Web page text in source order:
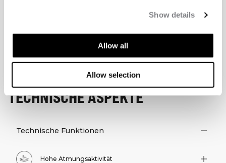
Show details
Allow all
Allow selection
TECHNISCHE ASPEKTE
Technische Funktionen
Hohe Atmungsaktivität